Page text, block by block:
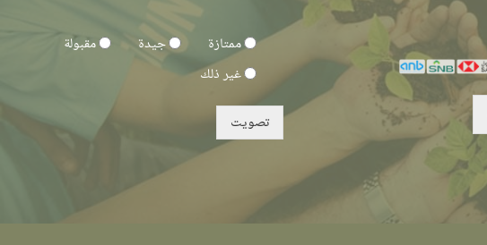
ممتازة جيدة
مقبولة
غير ذلك
تصويت